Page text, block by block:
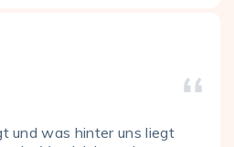
und was hinter uns liegt